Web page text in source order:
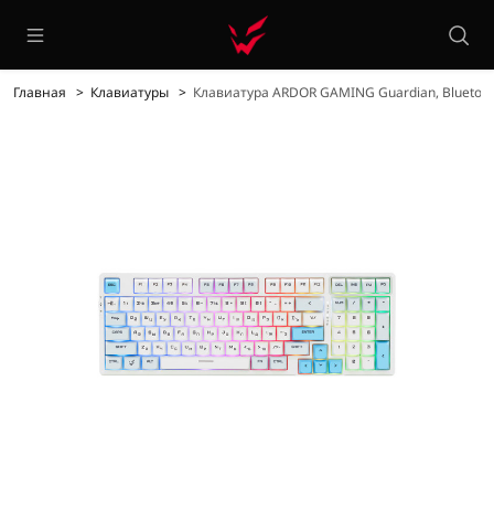
Главная Клавиатуры Клавиатура ARDOR GAMING Guardian,